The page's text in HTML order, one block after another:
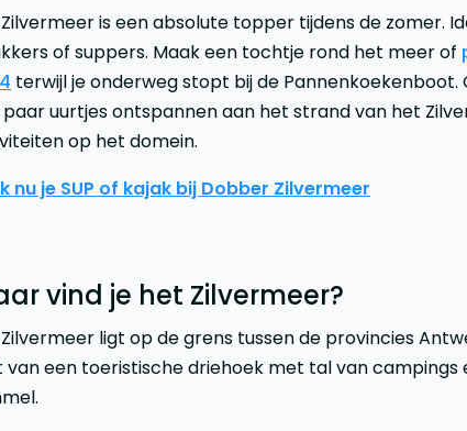
is een absolute topper tijdens de zomer.
of suppers. Maak een tochtje rond het meer of
terwijl je onderweg stopt bij de
uurtjes ontspannen aan het strand van het
op het domein.
nu je SUP of kajak bij Dobber Zilvermeer
vind je het Zilvermeer?
ligt op de grens tussen de provincies
van een toeristische driehoek met tal van campings